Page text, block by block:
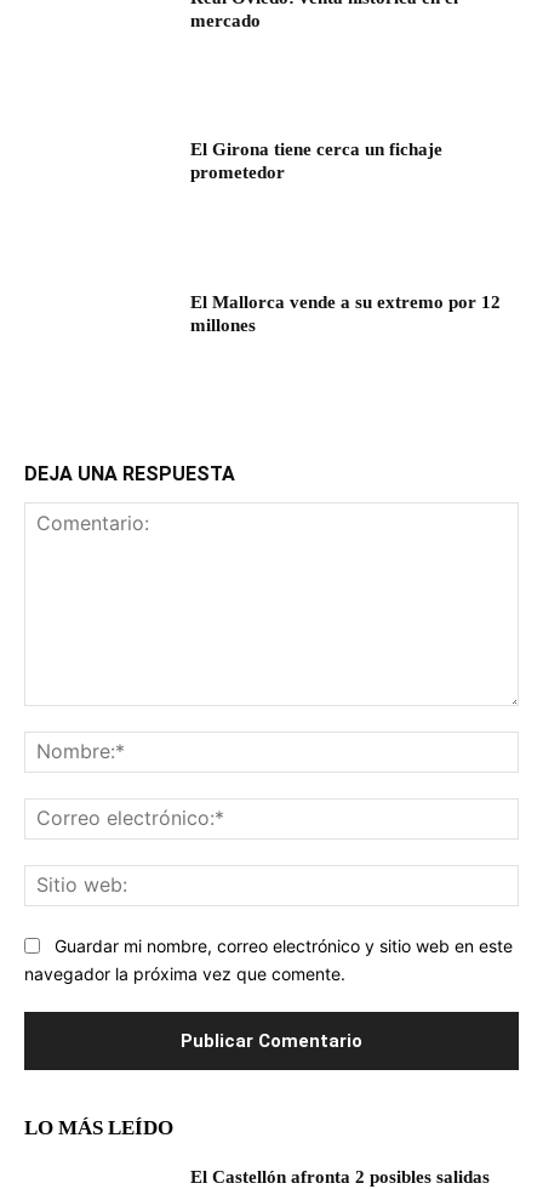
mercado
El Girona tiene cerca un fichaje
prometedor
El Mallorca vende a su extremo por 12
millones
DEJA UNA RESPUESTA
Guardar mi nombre, correo electrónico y sitio web en este
navegador la próxima vez que comente.
LO MÁS LEÍDO
El Castellón afronta 2 posibles salidas